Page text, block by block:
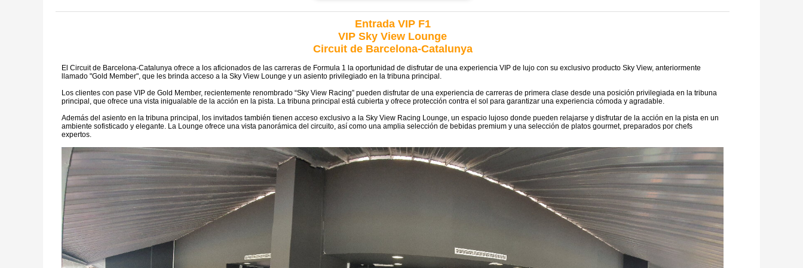
Entrada VIP F1
VIP Sky View Lounge
Circuit de Barcelona-Catalunya
El Circuit de Barcelona-Catalunya ofrece a los aficionados de las carreras de Formula 1 la oportunidad de disfrutar de una experiencia VIP de lujo con su exclusivo producto Sky View, anteriormente
llamado "Gold Member", que les brinda acceso a la Sky View Lounge y un asiento privilegiado en la tribuna principal.
Los clientes con pase VIP de Gold Member, recientemente renombrado “Sky View Racing” pueden disfrutar de una experiencia de carreras de primera clase desde una posición privilegiada en la tribuna
principal, que ofrece una vista inigualable de la acción en la pista. La tribuna principal está cubierta y ofrece protección contra el sol para garantizar una experiencia cómoda y agradable.
Además del asiento en la tribuna principal, los invitados también tienen acceso exclusivo a la Sky View Racing Lounge, un espacio lujoso donde pueden relajarse y disfrutar de la acción en la pista en un
ambiente sofisticado y elegante. La Lounge ofrece una vista panorámica del circuito, así como una amplia selección de bebidas premium y una selección de platos gourmet, preparados por chefs
expertos.